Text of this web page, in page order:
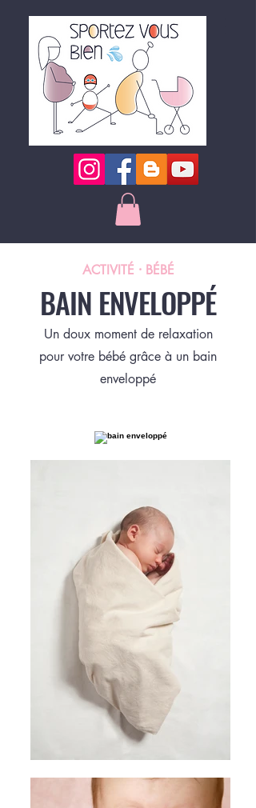
ACTIVITÉ ⸱ BÉBÉ
BAIN ENVELOPPÉ
Un doux moment de relaxation
pour votre bébé grâce à un bain
enveloppé